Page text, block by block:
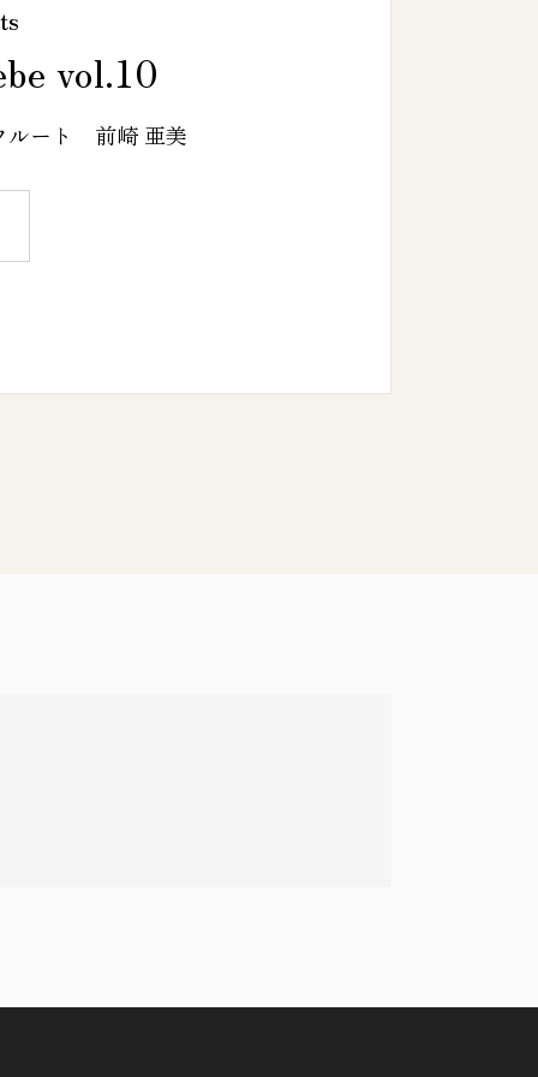
vol.10
ート 前崎 亜美